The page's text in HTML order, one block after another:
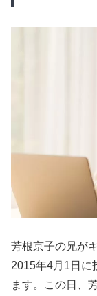
芳根京子の兄が
2015年4月1日に
ます。この日、